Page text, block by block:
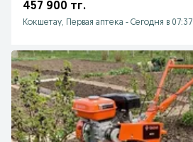
457 900 тг.
Кокшетау, Первая аптека - Сегодня в 07:37